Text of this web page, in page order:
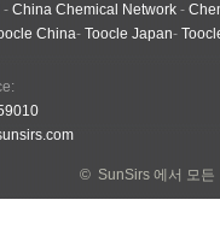
- China Chemical Network -
China- Toocle Japan-
Office:
© SunSirs 에서 모